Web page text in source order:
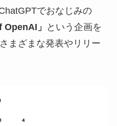
でおなじみの
OpenAI」
という企画を
まざまな発表やリリー